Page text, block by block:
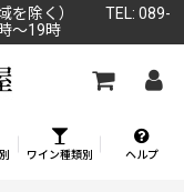
域を除く） TEL: 089-
～19時
ワイン種類別 ヘルプ